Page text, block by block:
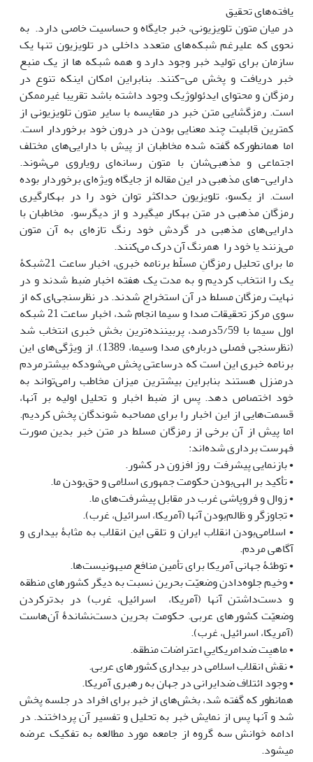
یافته‌های تحقیق
در میان متون تلویزیونی، خبر جایگاه و حساسیت خاصی دارد. به
نحوی که علی‎رغم شبکه‌های متعدد داخلی در تلویزیون تنها یک
سازمان برای تولید خبر وجود دارد و همه شبکه ها از یک منبع
خبر دریافت و پخش می-کنند. بنابراین امکان این‎که تنوع در
رمزگان و محتوای ایدئولوژیک وجود داشته باشد تقریبا غیرممکن
است. رمزگشایی متن خبر در مقایسه با سایر متون تلویزیونی از
کمترین قابلیت چند معنایی بودن در درون خود برخوردار است.
اما همان‏طورکه گفته شده مخاطبان از پیش با دارایی‌های مختلف
اجتماعی و مذهبی‌شان با متون رسانه‌ای رویاروی می‌شوند.
دارایی-های مذهبی در این مقاله از جایگاه ویژه‌ای برخوردار بوده
است. از یک‎سو، تلویزیون حداکثر توان خود را در به‎کارگیری
رمزگان مذهبی در متن به‎کار می‏گیرد و از دیگرسو، مخاطبان با
دارایی‌های مذهبی در گردش خود رنگ تازه‌ای به آن متون
می‌زنند یا خود را همرنگ آن درک می‌کنند.
ما برای تحلیل رمزگانِ مسلّط برنامه خبری، اخبار ساعت 21شبکۀ
یک را انتخاب کردیم و به مدت یک هفته اخبار ضبط شدند و در
نهایت رمزگان مسلط در آن استخراج شدند. در نظرسنجی‌ای که از
سوی مرکز تحقیقات صدا و سیما انجام شد، اخبار ساعت 21 شبکه
اول سیما با 5/59درصد، پر‌بیننده‌ترین بخش خبری انتخاب شد
(نظرسنجی فصلی درباره‌ی صدا وسیما، 1389). از ویژگی‌های این
برنامه خبری این است که درساعتی پخش می‌شودکه بیشترمردم
درمنزل هستند بنابراین بیشترین میزان مخاطب رامی‌تواند به
خود اختصاص دهد. پس از ضبط اخبار و تحلیل اولیه بر آن‏ها‎،
قسمت‌هایی از این اخبار را برای مصاحبه شوندگان پخش کردیم.
اما پیش از آن برخی از رمزگان‌ مسلط در متن خبر بدین صورت
فهرست برداری شده‌اند:
• بازنمایی پیشرفت روز افزون در کشور.
• تأکید بر الهی‌بودن حکومت جمهوری اسلامی و حق‌بودن ما.
• زوال و فروپاشی غرب در مقابل پیشرفت‌های ما.
• تجاوزگر و ظالم‌بودن آن‏ها‎ (آمریکا، اسرائیل، غرب).
• اسلامی‌بودن انقلاب ایران و تلقی این انقلاب به مثابۀ بیداری و
آگاهی مردم.
• توطئۀ جهانی آمریکا برای تأمین منافع صیهونیست‌ها.
• وخیم جلوه‌دادن وضعیّت بحرین نسبت به دیگر کشورهای منطقه
و دست‌داشتن آن‏ها‎ (آمریکا، اسرائیل، غرب) در بدترکردن
وضعیّت کشورهای عربی. حکومت بحرین دست‌نشاندۀ آن‌هاست
(آمریکا، اسرائیل، غرب).
• ماهیِت ضدامریکاییِ اعتراضات منطقه.
• نقش انقلاب اسلامی در بیداری کشورهای عربی.
• وجود ائتلاف ضدایرانی در جهان به رهبری آمریکا.
همان‎طور که گفته شد، بخش‌های از خبر برای افراد در جلسه پخش
شد و آن‏ها‎ پس از نمایش خبر به تحلیل و تفسیر آن پرداختند. در
ادامه خوانش سه گروه از جامعه مورد مطالعه به تفکیک عرضه
می‏‎شود.